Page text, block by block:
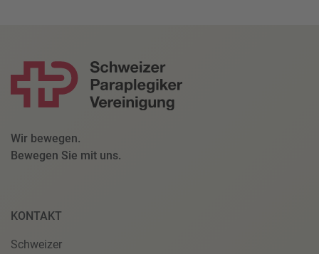
Wir bewegen.
Bewegen Sie mit uns.
KONTAKT
Schweizer